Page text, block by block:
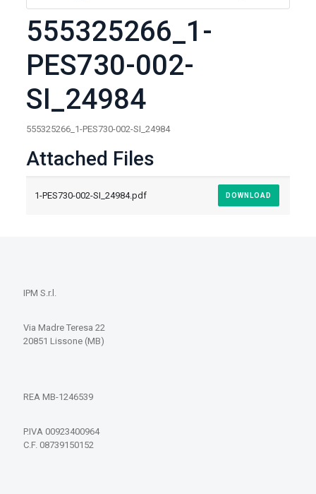
555325266_1-
PES730-002-
SI_24984
555325266_1-PES730-002-SI_24984
Attached Files
1-PES730-002-SI_24984.pdf DOWNLOAD
IPM S.r.l.
Via Madre Teresa 22
20851 Lissone (MB)
REA MB-1246539
P.IVA 00923400964
C.F. 08739150152